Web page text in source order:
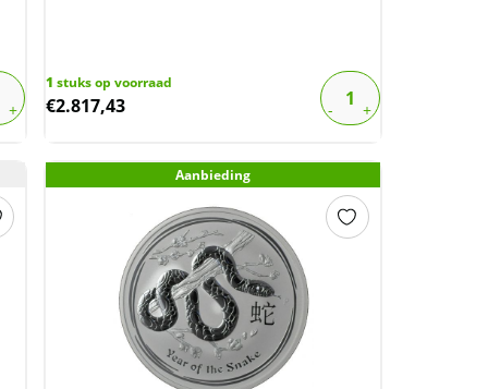
1 stuks op voorraad
€2.817,43
Aanbieding
Set Lunar III (Australie) 0.5 oz
t/m 5 oz – Year of the OX 2021
De Lunar III serie is een prachtige serie die
jaarlijks door de Perth Mint uit Australië is
uitgegeven. De set bestaat uit de volgende